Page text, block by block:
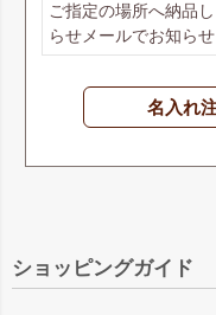
ご指定の場所へ納品
らせメールでお知らせ
名入れ
ショッピングガイド